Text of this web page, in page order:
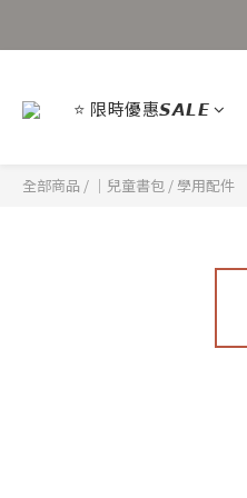
⭐ 限時優惠𝙎𝘼𝙇𝙀
全部商品 / ｜兒童書包 /學用配件